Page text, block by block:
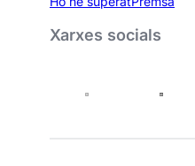
Xarxes socials